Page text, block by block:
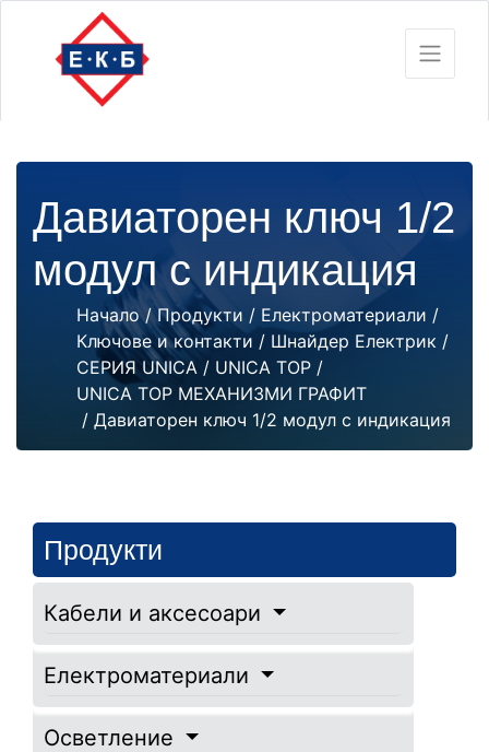
Давиаторен ключ 1/2
модул с индикация
Начало/Продукти / Електроматериали /
Ключове и контакти / Шнайдер Електрик /
СЕРИЯ UNICA / UNICA TOP /
UNICA TOP МЕХАНИЗМИ ГРАФИТ
/ Давиаторен ключ 1/2 модул с индикация
Продукти
Кабели и аксесоари
Електроматериали
Осветление